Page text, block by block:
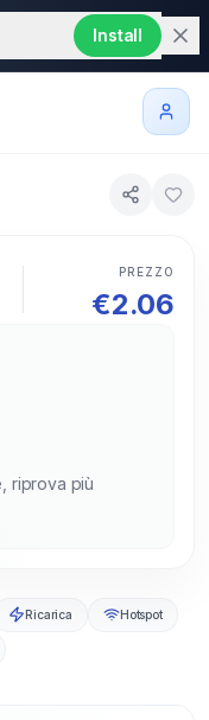
Install
PREZZO
€2.06
riprova più
Ricarica Hotspot